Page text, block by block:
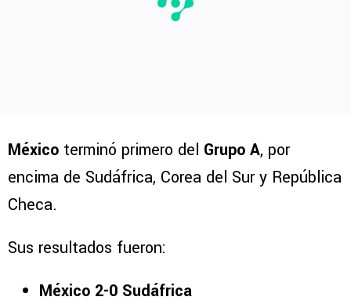
México terminó primero del Grupo A, por
encima de Sudáfrica, Corea del Sur y República
Checa.
Sus resultados fueron:
México 2-0 Sudáfrica